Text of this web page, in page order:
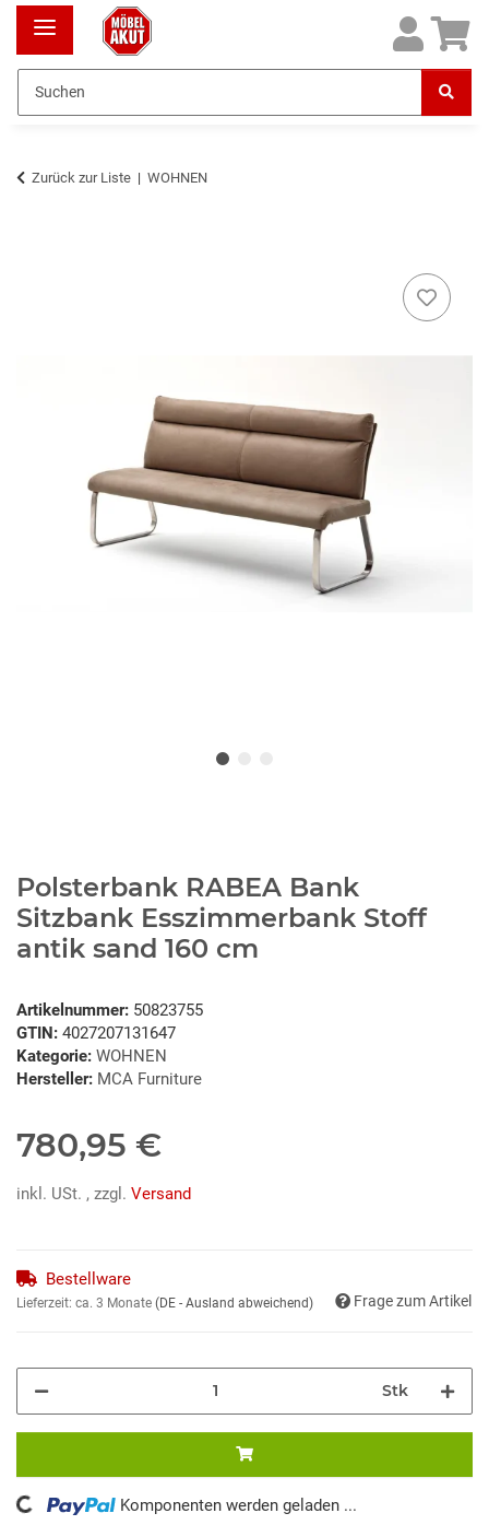
Zurück zur Liste WOHNEN
Polsterbank RABEA Bank
Sitzbank Esszimmerbank Stoff
antik sand 160 cm
Artikelnummer: 50823755
GTIN: 4027207131647
Kategorie: WOHNEN
Hersteller: MCA Furniture
780,95 €
inkl. USt. , zzgl. Versand
Bestellware
Lieferzeit: ca. 3 Monate (DE - Ausland abweichend) Frage zum Artikel
Stk
Komponenten werden geladen ...